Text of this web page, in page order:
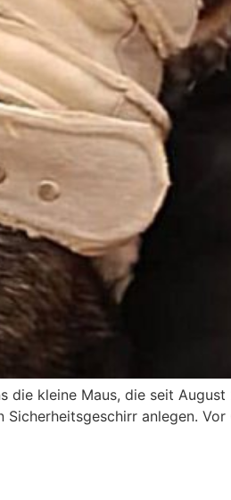
die kleine Maus, die seit
anlegen.